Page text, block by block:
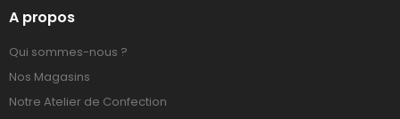
A propos
Qui sommes-nous ?
Nos Magasins
Notre Atelier de Confection